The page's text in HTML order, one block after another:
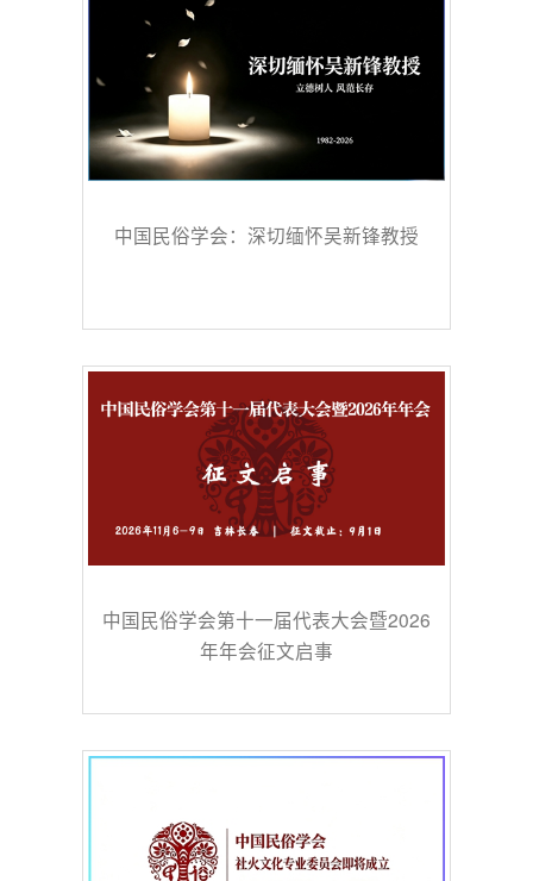
中国民俗学会：深切缅怀吴新锋教授
中国民俗学会第十一届代表大会暨2026
年年会征文启事